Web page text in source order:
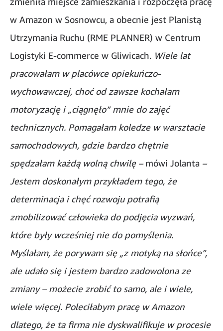
w Amazon w Sosnowcu, a obecnie jest Planistą
Utrzymania Ruchu (RME PLANNER) w Centrum
Logistyki E-commerce w Gliwicach. Wiele lat
pracowałam w placówce opiekuńczo-
wychowawczej, choć od zawsze kochałam
motoryzację i „ciągnęło” mnie do zajęć
technicznych. Pomagałam koledze w warsztacie
samochodowych, gdzie bardzo chętnie
spędzałam każdą wolną chwilę –mówi Jolanta –
Jestem doskonałym przykładem tego, że
determinacja i chęć rozwoju potrafią
zmobilizować człowieka do podjęcia wyzwań,
które były wcześniej nie do pomyślenia.
Myślałam, że porywam się „z motyką na słońce”,
ale udało się i jestem bardzo zadowolona ze
zmiany – możecie zrobić to samo, ale i wiele,
wiele więcej. Poleciłabym pracę w Amazon
dlatego, że ta firma nie dyskwalifikuje w procesie